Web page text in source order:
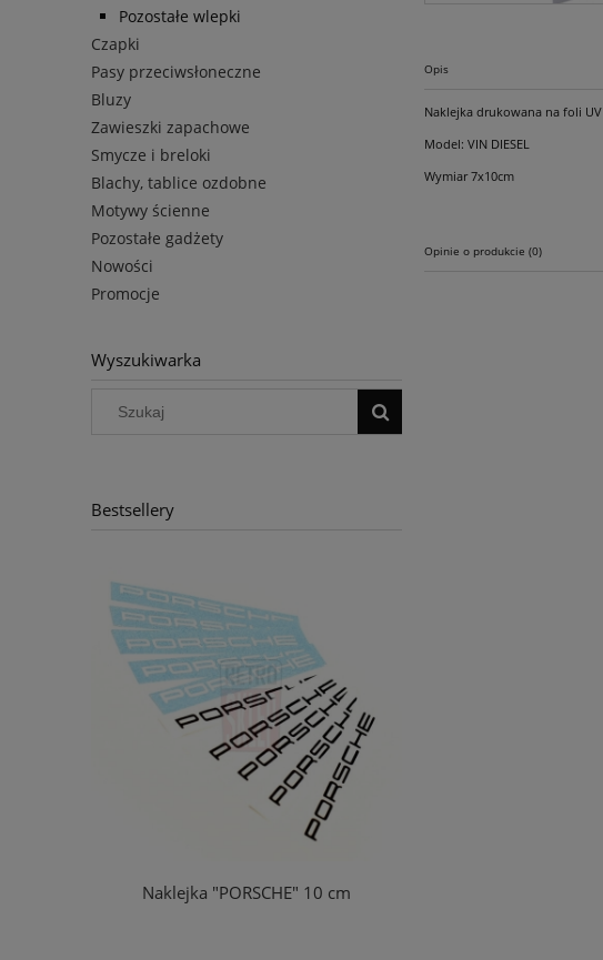
Pozostałe wlepki
Czapki
Pasy przeciwsłoneczne
Bluzy
Zawieszki zapachowe
Smycze i breloki
Blachy, tablice ozdobne
Motywy ścienne
Pozostałe gadżety
Nowości
Promocje
Wyszukiwarka
Bestsellery
Naklejka "PORSCHE" 10 cm
Opis
Naklejka drukowana na foli UV
Model: VIN DIESEL
Wymiar 7x10cm
Opinie o produkcie (0)